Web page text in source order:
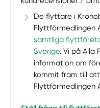
De flyttare i
Flyttförmedlingen
samtliga
Sverige. Vi på Alla
information om
kommit fram till
Flyttförmedlingen